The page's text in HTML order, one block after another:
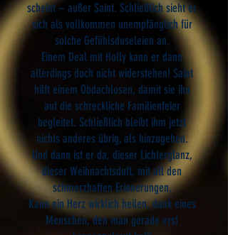
scheint – außer Saint. Schließlich sieht er
sich als vollkommen unempfänglich für
solche Gefühlsduseleien an.
Einem Deal mit Holly kann er dann
allerdings doch nicht widerstehen! Saint
hilft einem Obdachlosen, damit sie ihn
auf die schreckliche Familienfeier
begleitet. Schließlich bleibt ihm jetzt
nichts anderes übrig, als hinzugehen.
Und dann ist er da, dieser Lichterglanz,
dieser Weihnachtsduft, mit all den
schmerzhaften Erinnerungen.
Kann ein Herz wirklich heilen, dank eines
Menschen, den man gerade erst